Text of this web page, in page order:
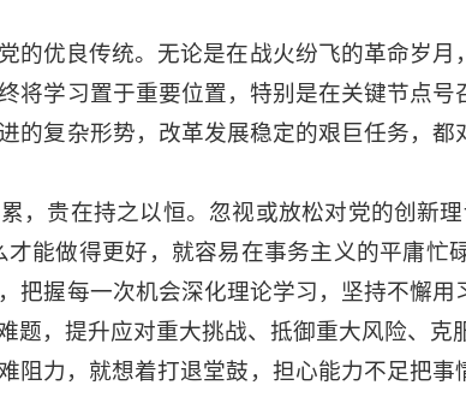
的优良传统。无论是在战火纷飞的革命岁
将学习置于重要位置，特别是在关键节点
的复杂形势，改革发展稳定的艰巨任务，
，贵在持之以恒。忽视或放松对党的创新
能做得更好，就容易在事务主义的平庸
把握每一次机会深化理论学习，坚持不懈
，提升应对重大挑战、抵御重大风险、克
阻力，就想着打退堂鼓，担心能力不足把